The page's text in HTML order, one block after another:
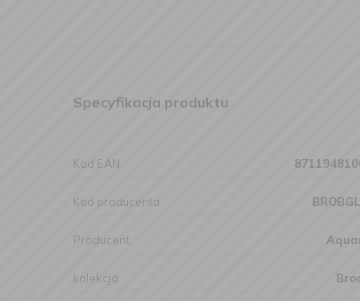
Specyfikacja produktu
Kod EAN
Kod producenta
Producent
kolekcja